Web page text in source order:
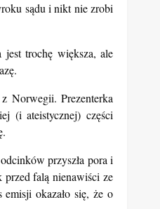
sądu i nikt nie zrobi
jest trochę większa, ale
Norwegii. Prezenterka
(i ateistycznej) części
przyszła pora i
przed falą nienawiści ze
okazało się, że o